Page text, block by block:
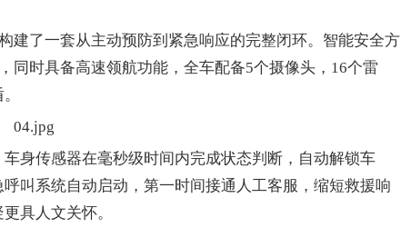
了一套从主动预防到紧急响应的完整闭环。智能安全方
同时具备高速领航功能，全车配备5个摄像头，16个雷
传感器在毫秒级时间内完成状态判断，自动解锁车
叫系统自动启动，第一时间接通人工客服，缩短救援响
具人文关怀。